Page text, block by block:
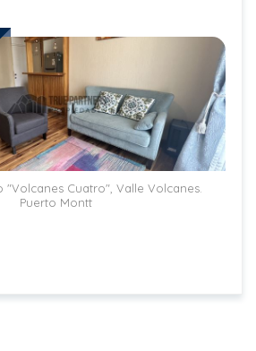
"Volcanes Cuatro", Valle Volcanes.
Puerto Montt